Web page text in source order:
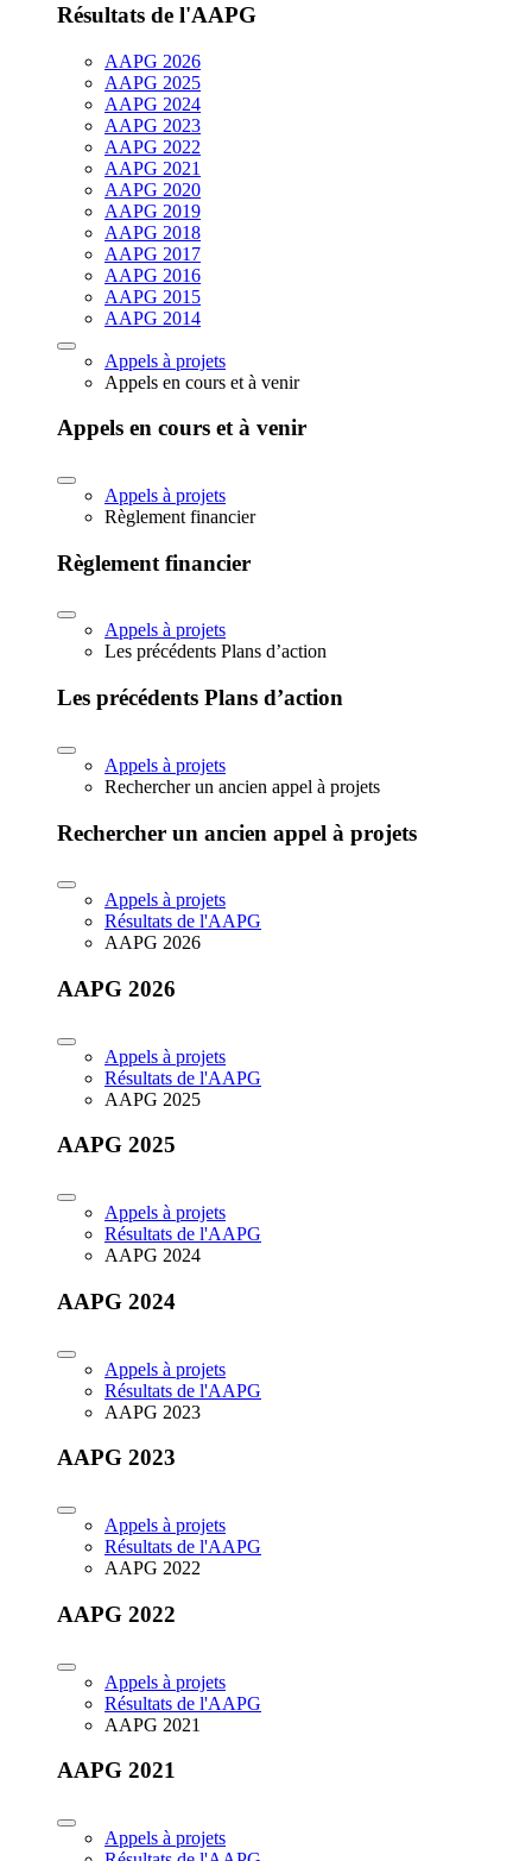
Résultats de l'AAPG
AAPG 2026
AAPG 2025
AAPG 2024
AAPG 2023
AAPG 2022
AAPG 2021
AAPG 2020
AAPG 2019
AAPG 2018
AAPG 2017
AAPG 2016
AAPG 2015
AAPG 2014
Appels à projets
Appels en cours et à venir
Appels en cours et à venir
Appels à projets
Règlement financier
Règlement financier
Appels à projets
Les précédents Plans d’action
Les précédents Plans d’action
Appels à projets
Rechercher un ancien appel à projets
Rechercher un ancien appel à projets
Appels à projets
Résultats de l'AAPG
AAPG 2026
AAPG 2026
Appels à projets
Résultats de l'AAPG
AAPG 2025
AAPG 2025
Appels à projets
Résultats de l'AAPG
AAPG 2024
AAPG 2024
Appels à projets
Résultats de l'AAPG
AAPG 2023
AAPG 2023
Appels à projets
Résultats de l'AAPG
AAPG 2022
AAPG 2022
Appels à projets
Résultats de l'AAPG
AAPG 2021
AAPG 2021
Appels à projets